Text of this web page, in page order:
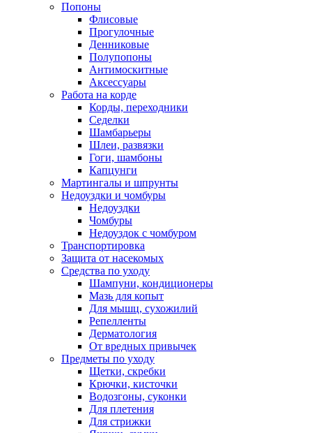
Попоны
Флисовые
Прогулочные
Денниковые
Полупопоны
Антимоскитные
Аксессуары
Работа на корде
Корды, переходники
Седелки
Шамбарьеры
Шлеи, развязки
Гоги, шамбоны
Капцунги
Мартингалы и шпрунты
Недоуздки и чомбуры
Недоуздки
Чомбуры
Недоуздок с чомбуром
Транспортировка
Защита от насекомых
Средства по уходу
Шампуни, кондиционеры
Мазь для копыт
Для мышц, сухожилий
Репелленты
Дерматология
От вредных привычек
Предметы по уходу
Щетки, скребки
Крючки, кисточки
Водозгоны, суконки
Для плетения
Для стрижки